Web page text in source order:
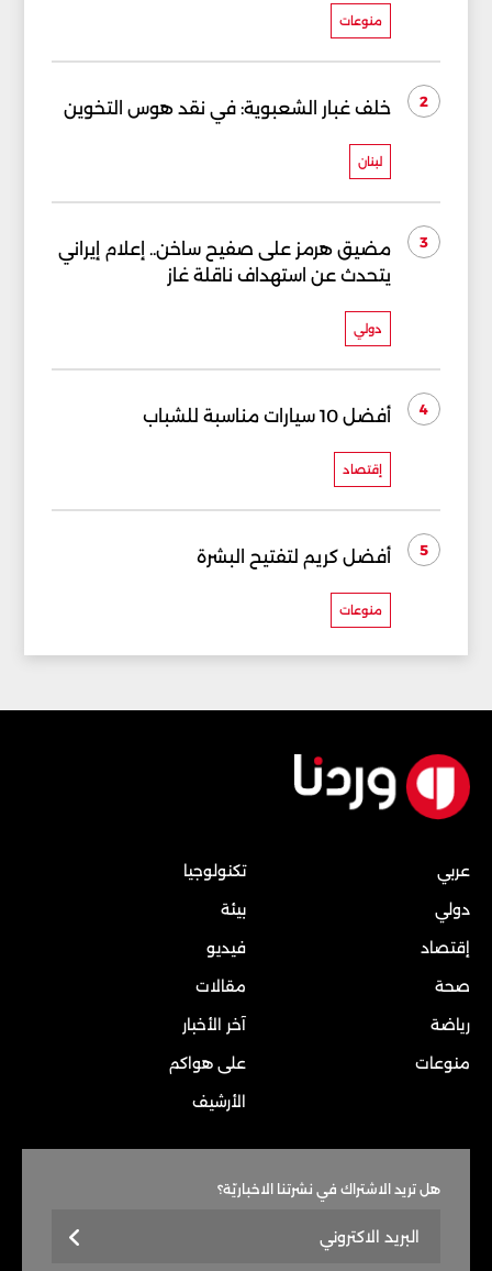
منوعات
2 خلف غبار الشعبوية: في نقد هوس التخوين
لبنان
3
مضيق هرمز على صفيح ساخن.. إعلام إيراني
يتحدث عن استهداف ناقلة غاز
دولي
4 أفضل 10 سيارات مناسبة للشباب
إقتصاد
5 أفضل كريم لتفتيح البشرة
منوعات
عربي
دولي
إقتصاد
صحة
رياضة
منوعات
تكنولوجيا
بيئة
فيديو
مقالات
آخر الأخبار
على هواكم
الأرشيف
هل تريد الاشتراك في نشرتنا الاخباريّة؟